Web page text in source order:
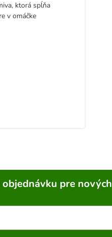
ktorá spĺňa
v omáčke
pre nových